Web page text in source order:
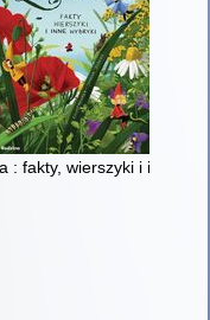
warzywny
: fakty, wierszyki i inne